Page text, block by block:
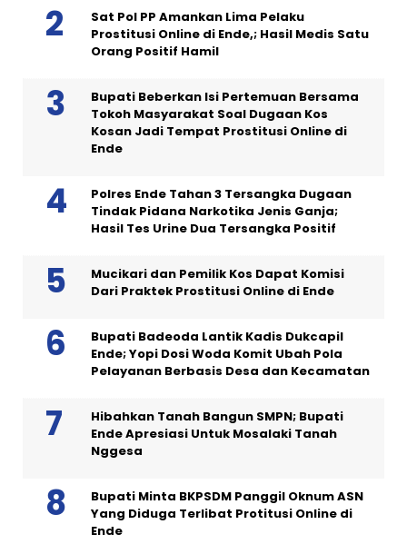
Sat Pol PP Amankan Lima Pelaku
Prostitusi Online di Ende,; Hasil Medis Satu
Orang Positif Hamil
Bupati Beberkan Isi Pertemuan Bersama
Tokoh Masyarakat Soal Dugaan Kos
Kosan Jadi Tempat Prostitusi Online di
Ende
Polres Ende Tahan 3 Tersangka Dugaan
Tindak Pidana Narkotika Jenis Ganja;
Hasil Tes Urine Dua Tersangka Positif
Mucikari dan Pemilik Kos Dapat Komisi
Dari Praktek Prostitusi Online di Ende
Bupati Badeoda Lantik Kadis Dukcapil
Ende; Yopi Dosi Woda Komit Ubah Pola
Pelayanan Berbasis Desa dan Kecamatan
Hibahkan Tanah Bangun SMPN; Bupati
Ende Apresiasi Untuk Mosalaki Tanah
Nggesa
Bupati Minta BKPSDM Panggil Oknum ASN
Yang Diduga Terlibat Protitusi Online di
Ende